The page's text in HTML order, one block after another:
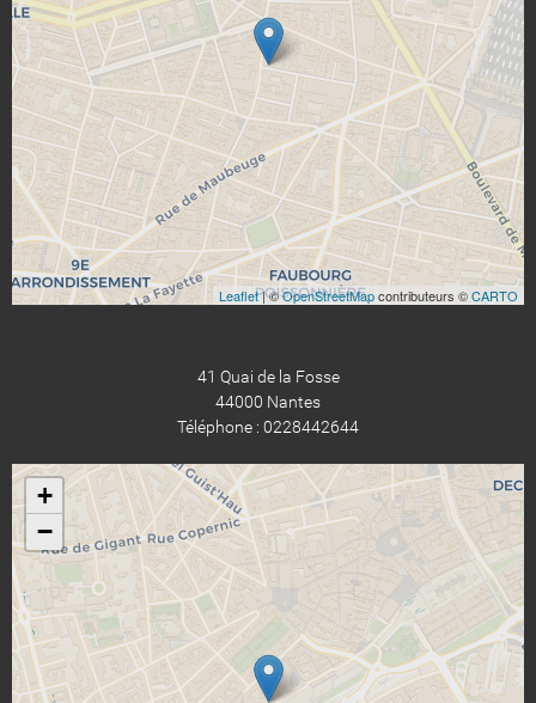
Leaflet| ©OpenStreetMapcontributeurs ©CARTO
41 Quai de la Fosse
44000 Nantes
Téléphone : 0228442644
+
−